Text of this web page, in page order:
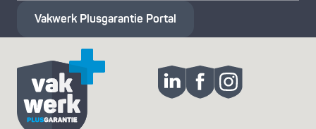
Vakwerk Plusgarantie Portal